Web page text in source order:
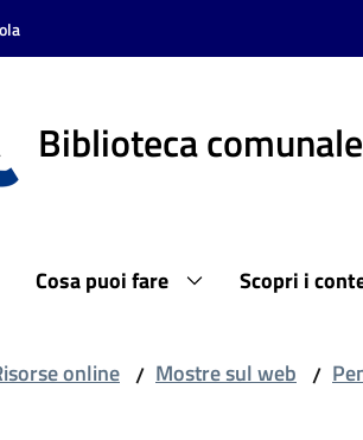
Biblioteca
Cosa puoi fare Scopri i
online / Mostre sul web /